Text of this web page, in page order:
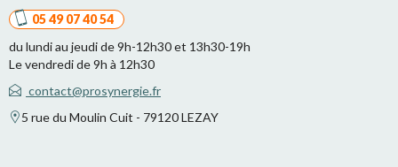
05 49 07 40 54
du lundi au jeudi de 9h-12h30 et 13h30-19h
Le vendredi de 9h à 12h30
contact@prosynergie.fr
5 rue du Moulin Cuit - 79120 LEZAY